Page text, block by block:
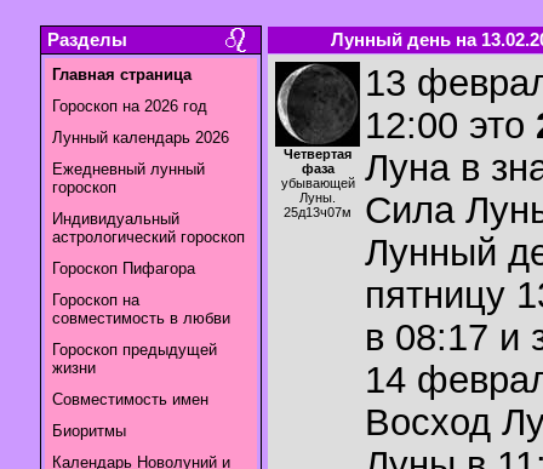
Разделы
Главная страница
Гороскоп на 2026 год
Лунный календарь 2026
Ежедневный лунный
гороскоп
Индивидуальный
астрологический гороскоп
Гороскоп Пифагора
Гороскоп на
совместимость в любви
Гороскоп предыдущей
жизни
Совместимость имен
Биоритмы
Календарь Новолуний и
Лунный день на
Четвертая
фаза
убывающей
Луны.
25д13ч07м
13
12:00 это
Луна в
Сила
Лунный
пятницу
в 08:17 и
14
Восход